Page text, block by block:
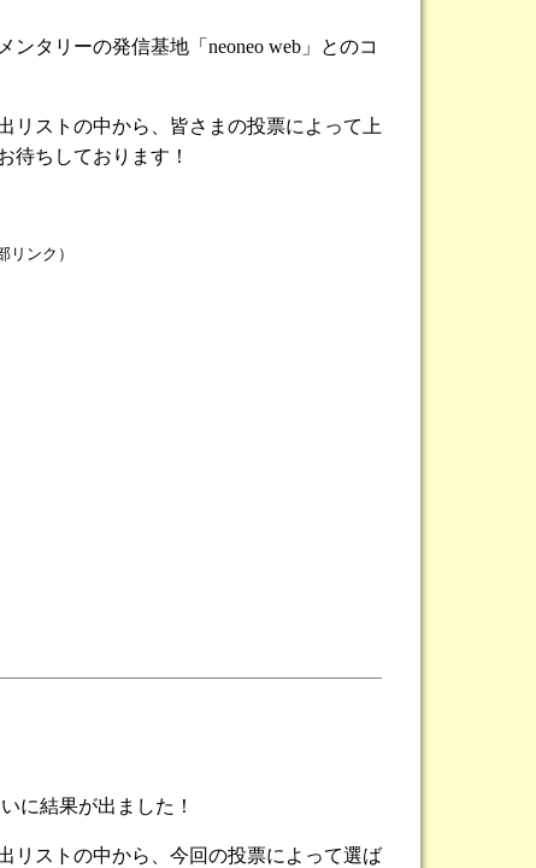
タリーの発信基地「neoneo web」とのコ
リストの中から、皆さまの投票によって上
ちしております！
リンク）
に結果が出ました！
リストの中から、今回の投票によって選ば